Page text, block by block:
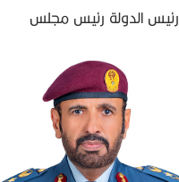
رئيس الدولة رئيس مجلس
في القيادة والإدارة، أن “القائد
الحقيقي هو …